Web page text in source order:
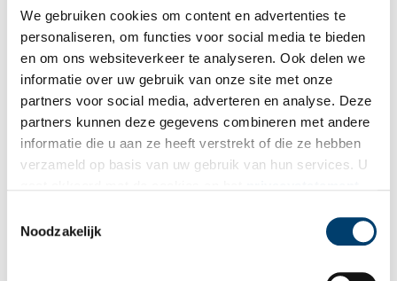
We gebruiken cookies om content en advertenties te
personaliseren, om functies voor social media te bieden
en om ons websiteverkeer te analyseren. Ook delen we
informatie over uw gebruik van onze site met onze
partners voor social media, adverteren en analyse. Deze
partners kunnen deze gegevens combineren met andere
informatie die u aan ze heeft verstrekt of die ze hebben
verzameld op basis van uw gebruik van hun services. U
Noodzakelijk